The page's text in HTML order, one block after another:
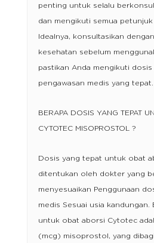
penting untuk selalu
dan mengikuti semua petunjuk
Idealnya, konsultasikan
kesehatan sebelum
pastikan Anda mengikuti dosis
pengawasan medis yang tepat.
BERAPA DOSIS YANG TEPAT
CYTOTEC MISOPROSTOL ?
Dosis yang tepat untuk obat
ditentukan oleh dokter yang
menyesuaikan Penggunaan
medis Sesuai usia kandungan.
untuk obat aborsi Cytotec
(mcg) misoprostol, yang